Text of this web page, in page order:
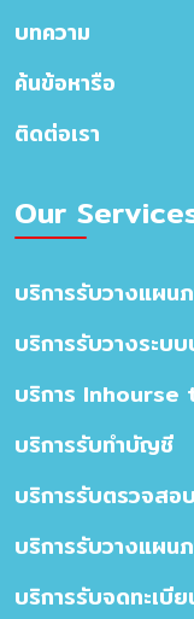
บทความ
ค้นข้อหารือ
ติดต่อเรา
Our
บริการรับวางแผน
บริการรับวางระบ
บริการ
บริการรับทำบัญชี
บริการรับตรวจส
บริการรับวางแผน
บริการรับจดทะเบี